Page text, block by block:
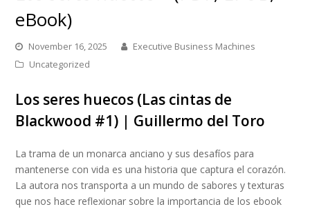
eBook)
November 16, 2025
Executive Business Machines
Uncategorized
Los seres huecos (Las cintas de
Blackwood #1) | Guillermo del Toro
La trama de un monarca anciano y sus desafíos para
mantenerse con vida es una historia que captura el corazón.
La autora nos transporta a un mundo de sabores y texturas
que nos hace reflexionar sobre la importancia de los ebook